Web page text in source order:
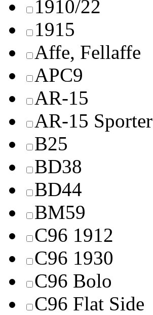
1910/22
1915
Affe, Fellaffe
APC9
AR-15
AR-15 Sporter
B25
BD38
BD44
BM59
C96 1912
C96 1930
C96 Bolo
C96 Flat Side